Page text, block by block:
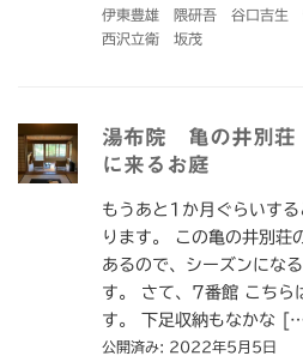
伊東豊雄 隈研吾 谷口吉
西沢立衛 坂茂
湯布院 亀の井別荘
に来るお庭
もうあと1か月ぐらいす
ります。 この亀の井別荘
あるので、シーズンにな
す。 さて、7番館 こちら
す。 下足収納もなかな
公開済み: 2022年5月5日